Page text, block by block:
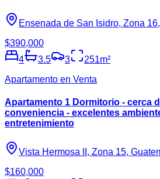
Ensenada de San Isidro, Zona
$390,000
4
3.5 3 251m²
Apartamento en Venta
Apartamento 1 Dormitorio - cerca
conveniencia - excelentes
entretenimiento
Vista Hermosa II, Zona 15,
$160,000